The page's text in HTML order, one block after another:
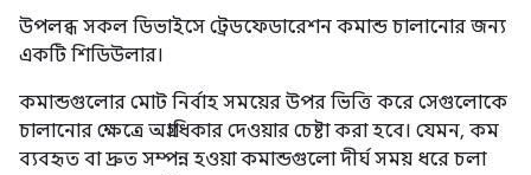
উপলব্ধ সকল ডিভাইসে ট্রেডফেডারেশন কমান্ড চালানোর জন্য
একটি শিডিউলার।
কমান্ডগুলোর মোট নির্বাহ সময়ের উপর ভিত্তি করে সেগুলোকে
চালানোর ক্ষেত্রে অগ্রাধিকার দেওয়ার চেষ্টা করা হবে। যেমন, কম
ব্যবহৃত বা দ্রুত সম্পন্ন হওয়া কমান্ডগুলো দীর্ঘ সময় ধরে চলা